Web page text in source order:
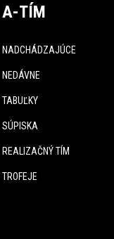
A-TÍM
NADCHÁDZAJÚCE
NEDÁVNE
TABUĽKY
SÚPISKA
REALIZAČNÝ TÍM
TROFEJE